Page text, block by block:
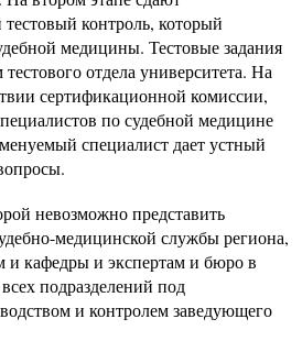
контроль, который
медицины. Тестовые задания
отдела университета. На
сертификационной комиссии,
по судебной медицине
специалист дает устный
невозможно представить
медицинской службы региона,
и кафедры и экспертам и бюро в
подразделений под
и контролем заведующего